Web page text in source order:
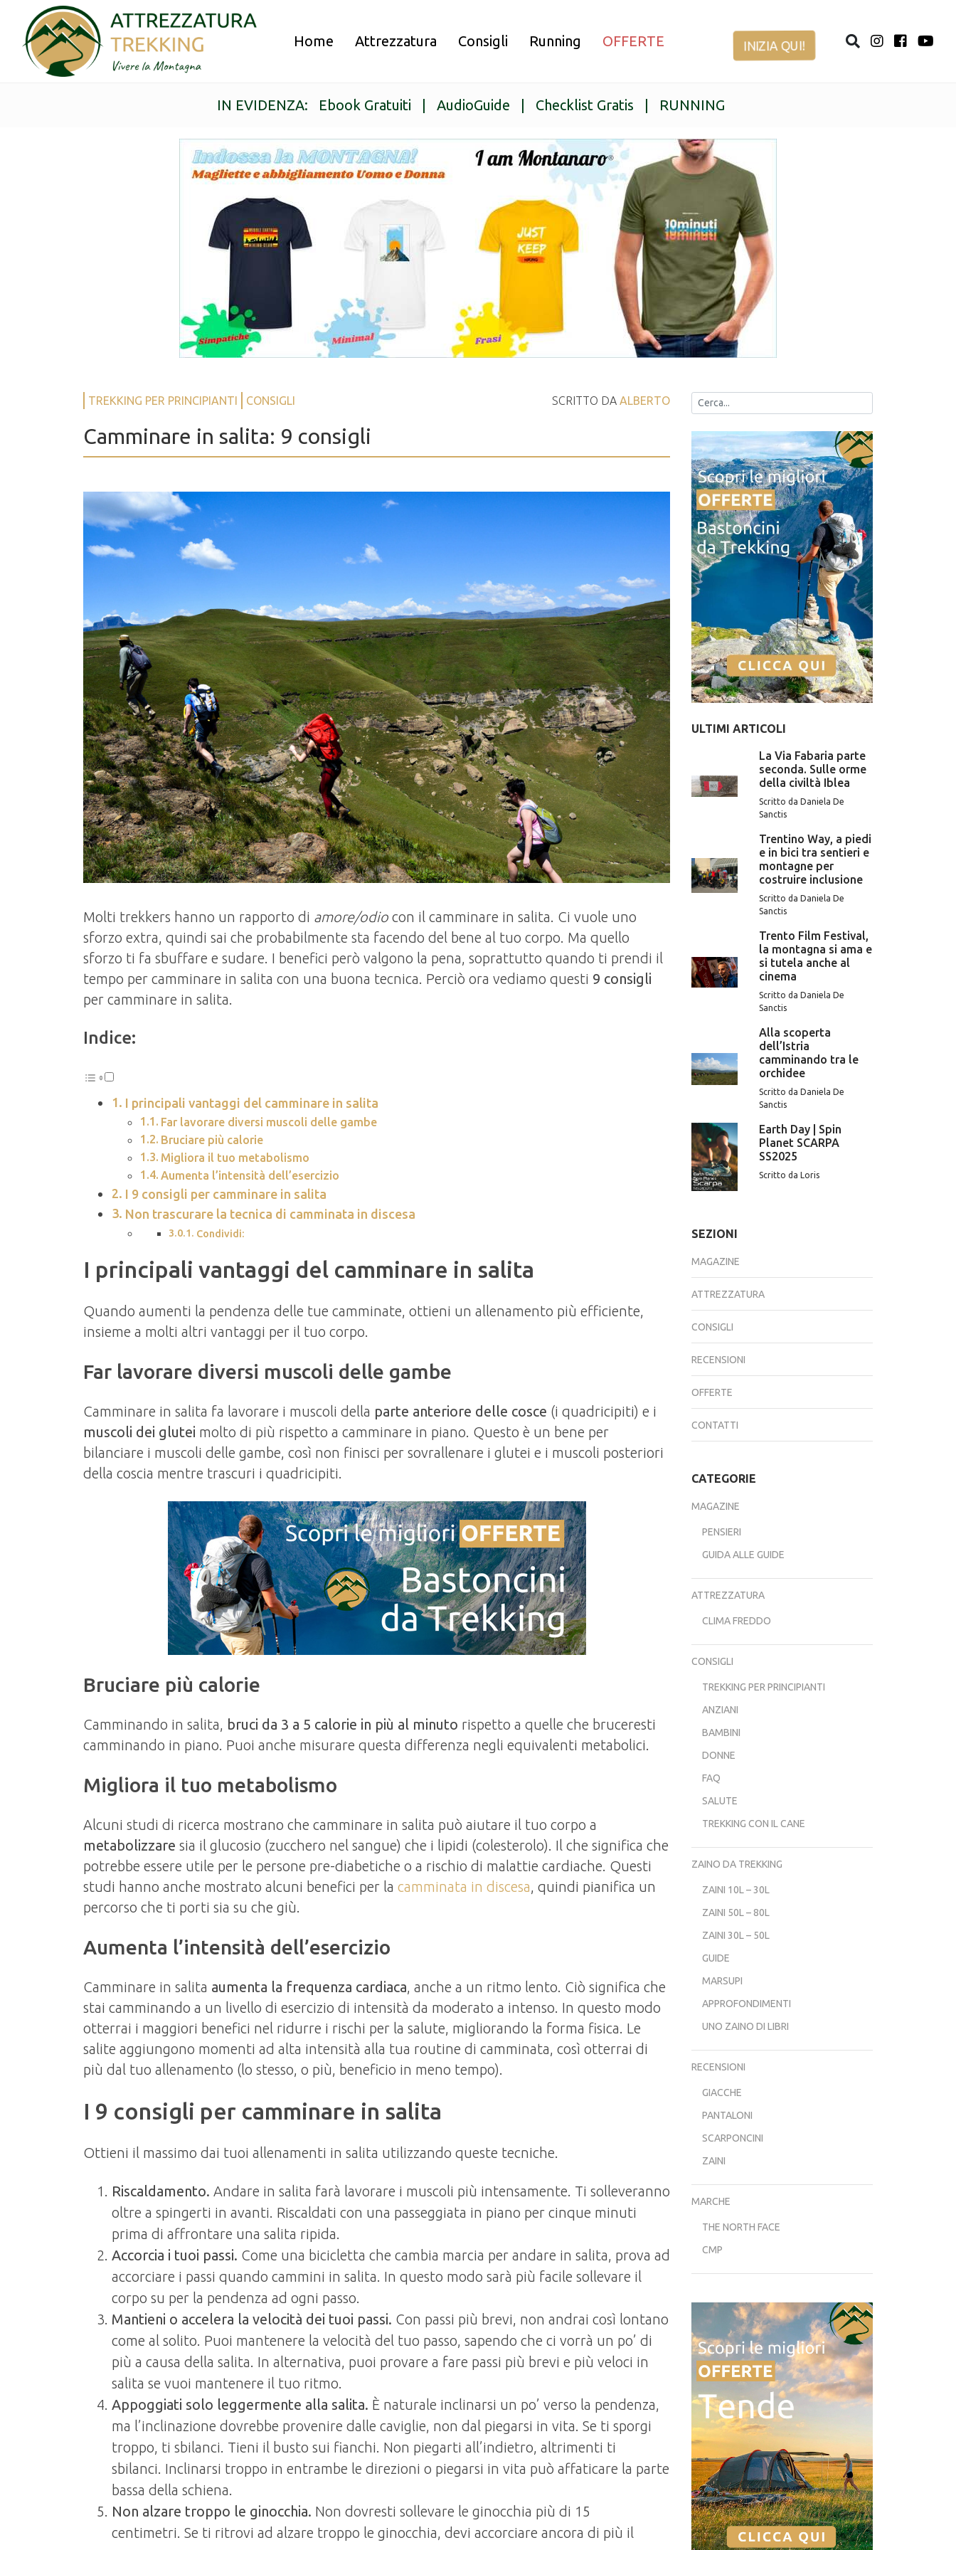
Home Attrezzatura Consigli Running OFFERTE INIZIA QUI!
IN EVIDENZA: Ebook Gratuiti AudioGuide Checklist Gratis RUNNING
TREKKING PER PRINCIPIANTI CONSIGLI SCRITTO DA ALBERTO
Camminare in salita: 9 consigli
Molti trekkers hanno un rapporto di amore/odio con il camminare in salita. Ci vuole uno
sforzo extra, quindi sai che probabilmente sta facendo del bene al tuo corpo. Ma quello
sforzo ti fa sbuffare e sudare. I benefici però valgono la pena, soprattutto quando ti prendi il
tempo per camminare in salita con una buona tecnica. Perciò ora vediamo questi 9 consigli
per camminare in salita.
Indice:
I principali vantaggi del camminare in salita
Far lavorare diversi muscoli delle gambe
Bruciare più calorie
Migliora il tuo metabolismo
Aumenta l’intensità dell’esercizio
I 9 consigli per camminare in salita
Non trascurare la tecnica di camminata in discesa
Condividi:
I principali vantaggi del camminare in salita
Quando aumenti la pendenza delle tue camminate, ottieni un allenamento più efficiente,
insieme a molti altri vantaggi per il tuo corpo.
Far lavorare diversi muscoli delle gambe
Camminare in salita fa lavorare i muscoli della parte anteriore delle cosce (i quadricipiti) e i
muscoli dei glutei molto di più rispetto a camminare in piano. Questo è un bene per
bilanciare i muscoli delle gambe, così non finisci per sovrallenare i glutei e i muscoli posteriori
della coscia mentre trascuri i quadricipiti.
Bruciare più calorie
Camminando in salita, bruci da 3 a 5 calorie in più al minuto rispetto a quelle che bruceresti
camminando in piano. Puoi anche misurare questa differenza negli equivalenti metabolici.
Migliora il tuo metabolismo
Alcuni studi di ricerca mostrano che camminare in salita può aiutare il tuo corpo a
metabolizzare sia il glucosio (zucchero nel sangue) che i lipidi (colesterolo). Il che significa che
potrebbe essere utile per le persone pre-diabetiche o a rischio di malattie cardiache. Questi
studi hanno anche mostrato alcuni benefici per la camminata in discesa, quindi pianifica un
percorso che ti porti sia su che giù.
Aumenta l’intensità dell’esercizio
Camminare in salita aumenta la frequenza cardiaca, anche a un ritmo lento. Ciò significa che
stai camminando a un livello di esercizio di intensità da moderato a intenso. In questo modo
otterrai i maggiori benefici nel ridurre i rischi per la salute, migliorando la forma fisica. Le
salite aggiungono momenti ad alta intensità alla tua routine di camminata, così otterrai di
più dal tuo allenamento (lo stesso, o più, beneficio in meno tempo).
I 9 consigli per camminare in salita
Ottieni il massimo dai tuoi allenamenti in salita utilizzando queste tecniche.
Riscaldamento. Andare in salita farà lavorare i muscoli più intensamente. Ti solleveranno
oltre a spingerti in avanti. Riscaldati con una passeggiata in piano per cinque minuti
prima di affrontare una salita ripida.
Accorcia i tuoi passi. Come una bicicletta che cambia marcia per andare in salita, prova ad
accorciare i passi quando cammini in salita. In questo modo sarà più facile sollevare il
corpo su per la pendenza ad ogni passo.
Mantieni o accelera la velocità dei tuoi passi. Con passi più brevi, non andrai così lontano
come al solito. Puoi mantenere la velocità del tuo passo, sapendo che ci vorrà un po’ di
più a causa della salita. In alternativa, puoi provare a fare passi più brevi e più veloci in
salita se vuoi mantenere il tuo ritmo.
Appoggiati solo leggermente alla salita. È naturale inclinarsi un po’ verso la pendenza,
ma l’inclinazione dovrebbe provenire dalle caviglie, non dal piegarsi in vita. Se ti sporgi
troppo, ti sbilanci. Tieni il busto sui fianchi. Non piegarti all’indietro, altrimenti ti
sbilanci. Inclinarsi troppo in entrambe le direzioni o piegarsi in vita può affaticare la parte
bassa della schiena.
Non alzare troppo le ginocchia. Non dovresti sollevare le ginocchia più di 15
centimetri. Se ti ritrovi ad alzare troppo le ginocchia, devi accorciare ancora di più il
ULTIMI ARTICOLI
La Via Fabaria parte
seconda. Sulle orme
della civiltà Iblea
Scritto da Daniela De
Sanctis
Trentino Way, a piedi
e in bici tra sentieri e
montagne per
costruire inclusione
Scritto da Daniela De
Sanctis
Trento Film Festival,
la montagna si ama e
si tutela anche al
cinema
Scritto da Daniela De
Sanctis
Alla scoperta
dell’Istria
camminando tra le
orchidee
Scritto da Daniela De
Sanctis
Earth Day | Spin
Planet SCARPA
SS2025
Scritto da Loris
SEZIONI
MAGAZINE
ATTREZZATURA
CONSIGLI
RECENSIONI
OFFERTE
CONTATTI
CATEGORIE
MAGAZINE
PENSIERI
GUIDA ALLE GUIDE
ATTREZZATURA
CLIMA FREDDO
CONSIGLI
TREKKING PER PRINCIPIANTI
ANZIANI
BAMBINI
DONNE
FAQ
SALUTE
TREKKING CON IL CANE
ZAINO DA TREKKING
ZAINI 10L – 30L
ZAINI 50L – 80L
ZAINI 30L – 50L
GUIDE
MARSUPI
APPROFONDIMENTI
UNO ZAINO DI LIBRI
RECENSIONI
GIACCHE
PANTALONI
SCARPONCINI
ZAINI
MARCHE
THE NORTH FACE
CMP